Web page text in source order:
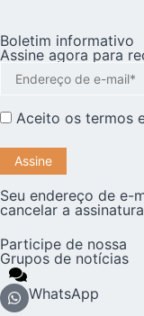
Boletim informativo
Assine agora para
Aceito os termos
Seu endereço de e-
cancelar a
Participe de nossa
Grupos de notícias
WhatsApp